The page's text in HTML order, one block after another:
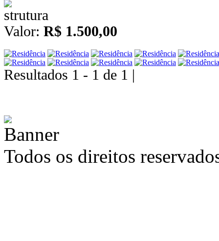
Valor: R$ 1.500,00
Resultados 1 - 1 de 1 |
Todos os direitos